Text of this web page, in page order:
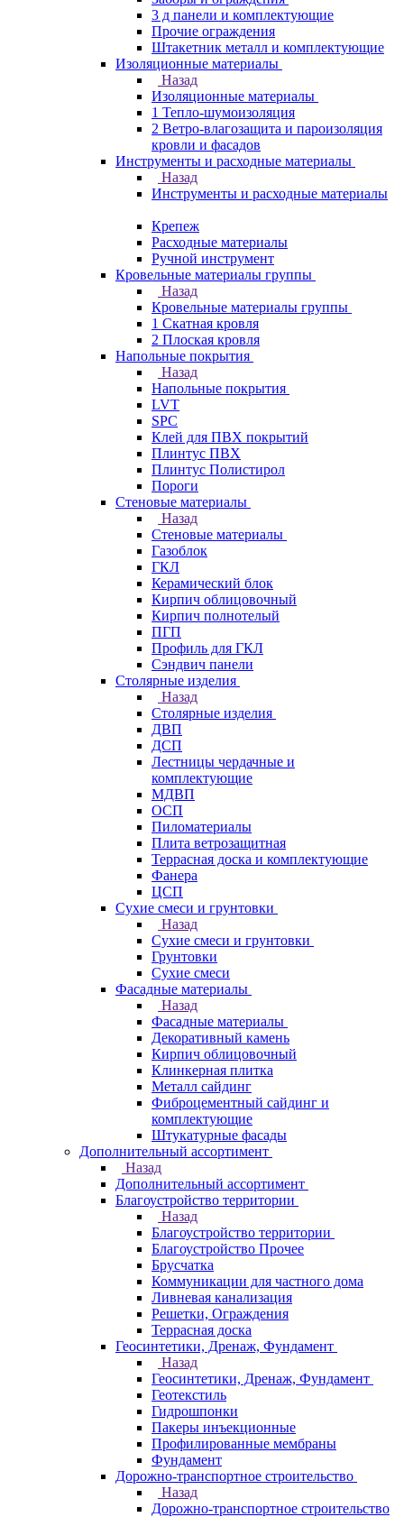
3 д панели и комплектующие
Прочие ограждения
Штакетник металл и комплектующие
Изоляционные материалы
Назад
Изоляционные материалы
1 Тепло-шумоизоляция
2 Ветро-влагозащита и пароизоляция
кровли и фасадов
Инструменты и расходные материалы
Назад
Инструменты и расходные материалы
Крепеж
Расходные материалы
Ручной инструмент
Кровельные материалы группы
Назад
Кровельные материалы группы
1 Скатная кровля
2 Плоская кровля
Напольные покрытия
Назад
Напольные покрытия
LVT
SPC
Клей для ПВХ покрытий
Плинтус ПВХ
Плинтус Полистирол
Пороги
Стеновые материалы
Назад
Стеновые материалы
Газоблок
ГКЛ
Керамический блок
Кирпич облицовочный
Кирпич полнотелый
ПГП
Профиль для ГКЛ
Сэндвич панели
Столярные изделия
Назад
Столярные изделия
ДВП
ДСП
Лестницы чердачные и
комплектующие
МДВП
ОСП
Пиломатериалы
Плита ветрозащитная
Террасная доска и комплектующие
Фанера
ЦСП
Сухие смеси и грунтовки
Назад
Сухие смеси и грунтовки
Грунтовки
Сухие смеси
Фасадные материалы
Назад
Фасадные материалы
Декоративный камень
Кирпич облицовочный
Клинкерная плитка
Металл сайдинг
Фиброцементный сайдинг и
комплектующие
Штукатурные фасады
Дополнительный ассортимент
Назад
Дополнительный ассортимент
Благоустройство территории
Назад
Благоустройство территории
Благоустройство Прочее
Брусчатка
Коммуникации для частного дома
Ливневая канализация
Решетки, Ограждения
Террасная доска
Геосинтетики, Дренаж, Фундамент
Назад
Геосинтетики, Дренаж, Фундамент
Геотекстиль
Гидрошпонки
Пакеры инъекционные
Профилированные мембраны
Фундамент
Дорожно-транспортное строительство
Назад
Дорожно-транспортное строительство